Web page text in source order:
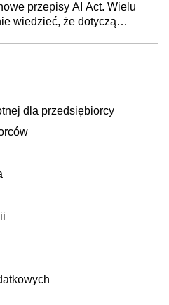
przepisy AI Act. Wielu
wiedzieć, że dotyczą
dla przedsiębiorcy